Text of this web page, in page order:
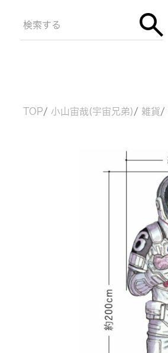
TOP 小山宙哉(宇宙兄弟) 雑貨